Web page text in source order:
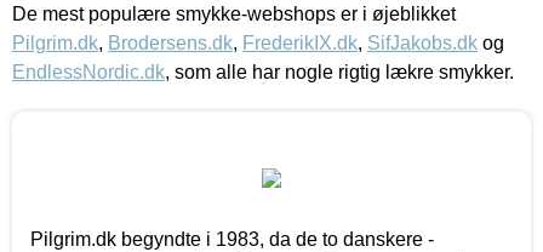
De mest populære smykke-webshops er i øjeblikket
Pilgrim.dk, Brodersens.dk, FrederikIX.dk, SifJakobs.dk og
EndlessNordic.dk, som alle har nogle rigtig lækre smykker.
Pilgrim.dk begyndte i 1983, da de to danskere -